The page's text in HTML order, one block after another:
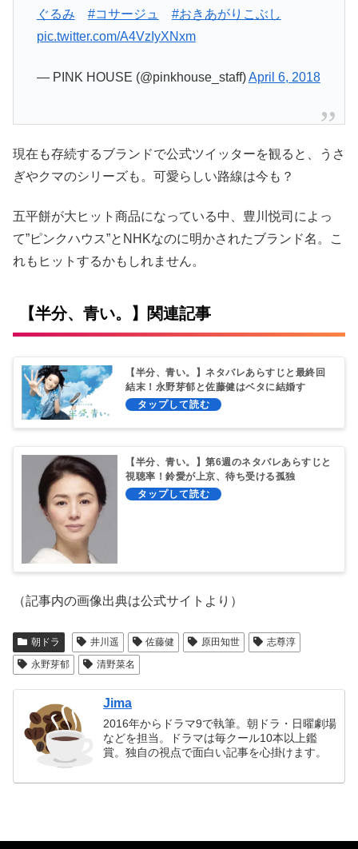
ぐるみ
#コサージュ
#おきあがりこぶし
pic.twitter.com/A4VzIyXNxm
— PINK HOUSE (@pinkhouse_staff)April 6, 2018
現在も存続するブランドで公式ツイッターを観ると、うさ
ぎやクマのシリーズも。可愛らしい路線は今も？
五平餅が大ヒット商品になっている中、豊川悦司によっ
て”ピンクハウス”とNHKなのに明かされたブランド名。こ
れもヒットするかもしれません。
【半分、青い。】関連記事
【半分、青い。】ネタバレあらすじと最終回
結末！永野芽郁と佐藤健はベタに結婚す
る！？
【半分、青い。】第6週のネタバレあらすじと
視聴率！鈴愛が上京、待ち受ける孤独
（記事内の画像出典は公式サイトより）
朝ドラ 井川遥 佐藤健 原田知世
志尊淳
永野芽郁
清野菜名
Jima
2016年からドラマ9で執筆。朝ドラ・日曜劇場
などを担当。ドラマは毎クール10本以上鑑
賞。独自の視点で面白い記事を心掛けます。